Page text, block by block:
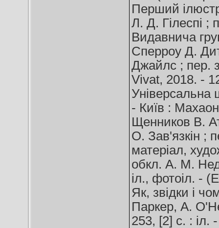
Перший
Л. Д. Гілеспі ;
Видавнича
Сперроу Д.
Джайлс ; пер.
Vivat, 2018. -
Універсальна
- Київ :
Щенников В.
О. Зав'язкін ;
матеріал,
обкл. А. М.
іл., фотоіл. -
Як, звідки і
Паркер, А.
253, [2] c. : іл.